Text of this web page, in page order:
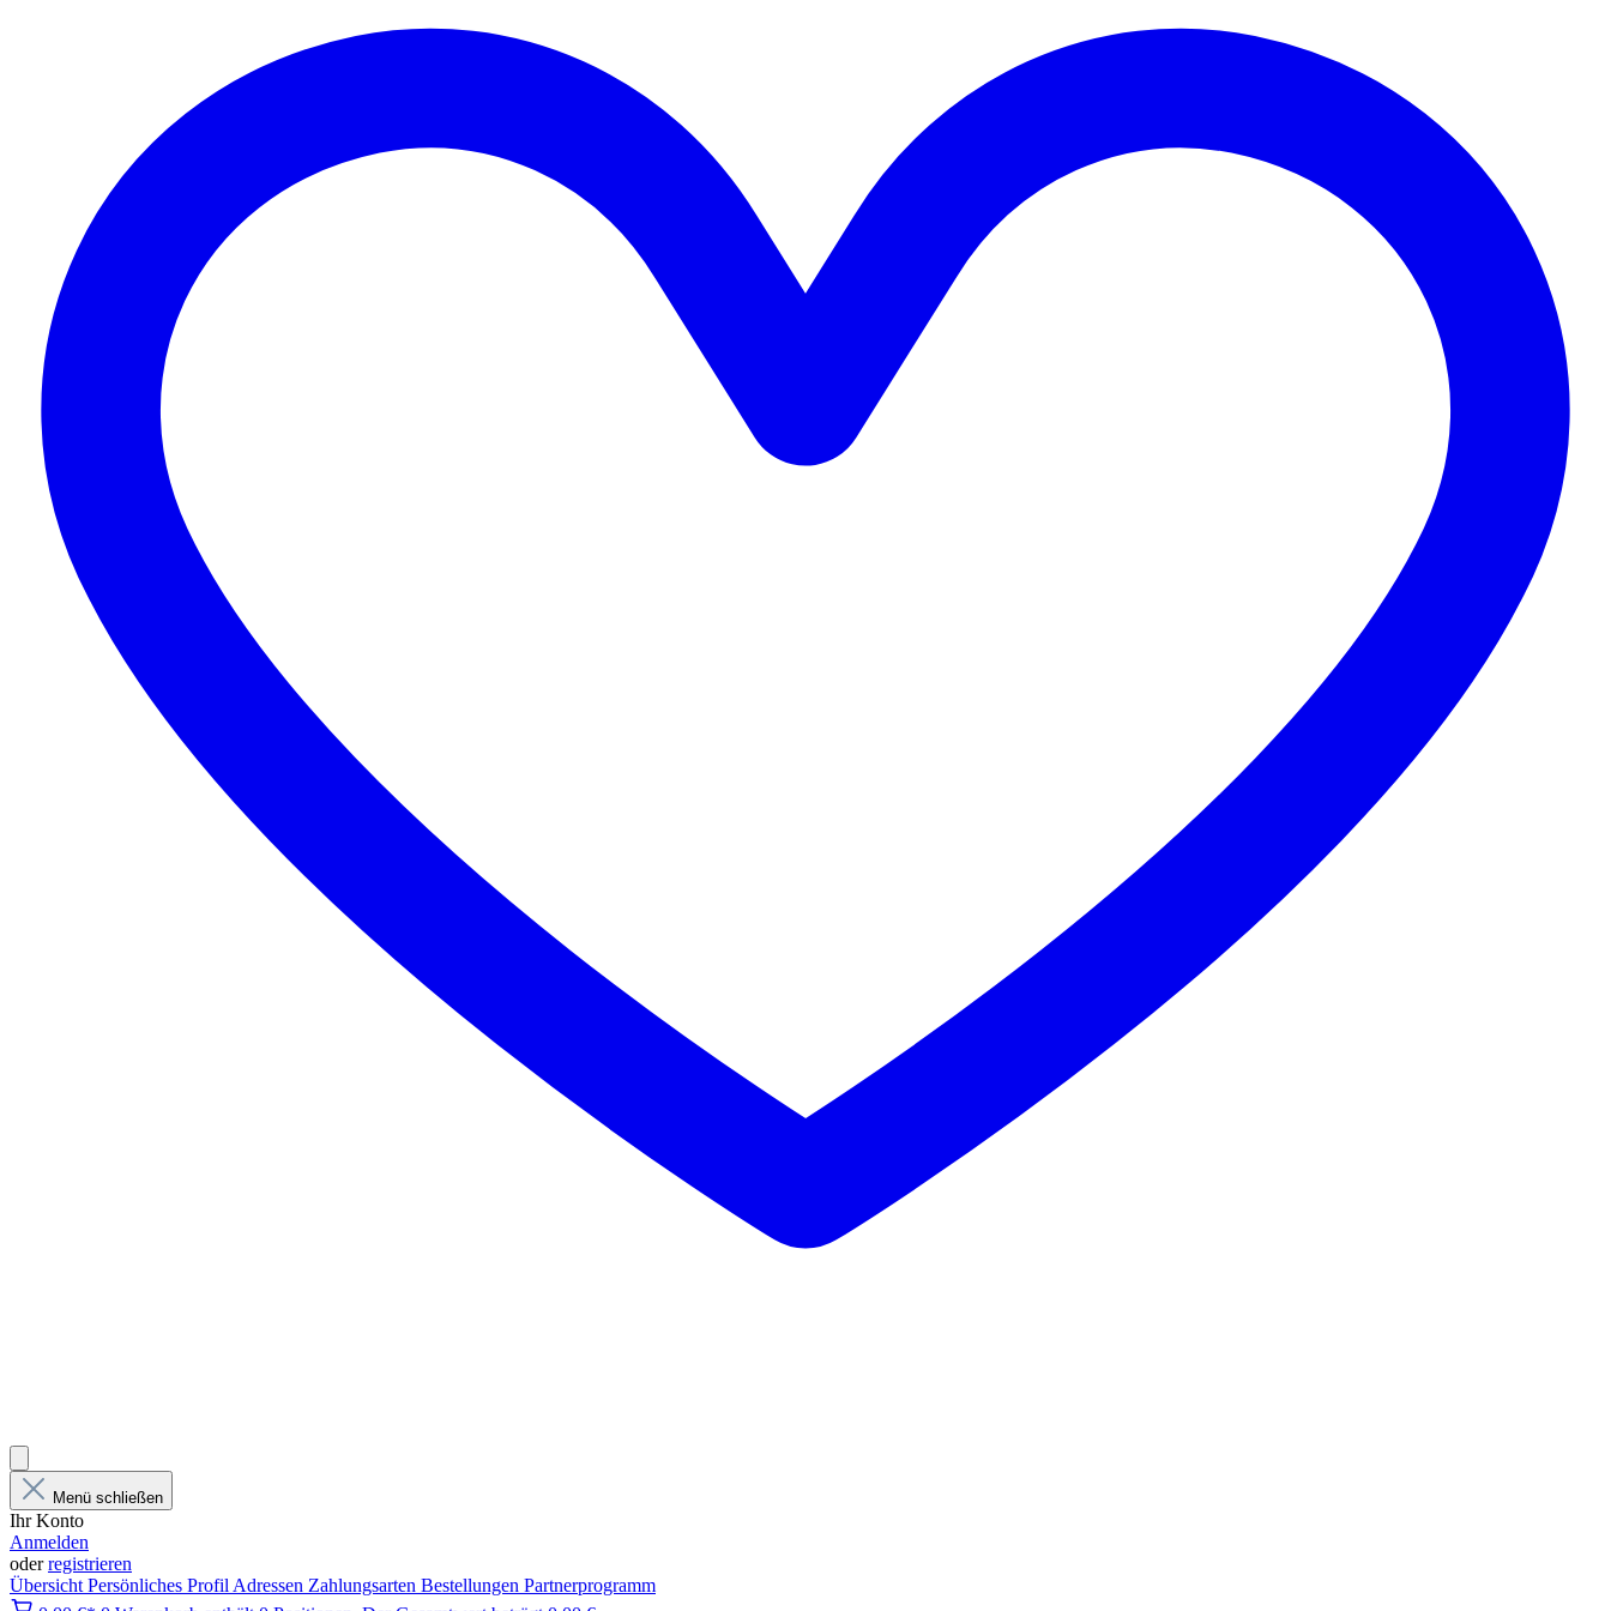
Menü schließen
Ihr Konto
Anmelden
oderregistrieren
Übersicht Persönliches Profil Adressen Zahlungsarten Bestellungen Partnerprogramm